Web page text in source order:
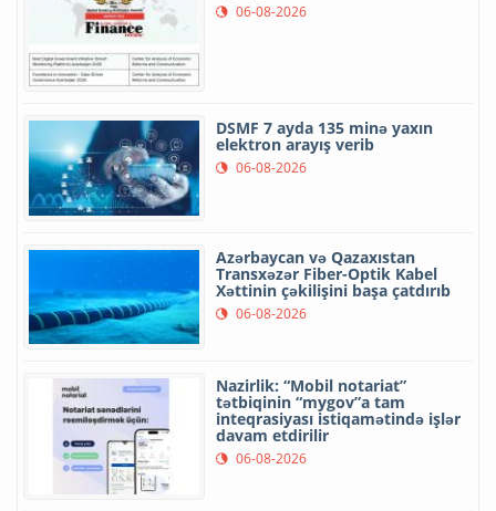
06-08-2026
DSMF 7 ayda 135 minə yaxın
elektron arayış verib
06-08-2026
Azərbaycan və Qazaxıstan
Transxəzər Fiber-Optik Kabel
Xəttinin çəkilişini başa çatdırıb
06-08-2026
Nazirlik: “Mobil notariat”
tətbiqinin “mygov”a tam
inteqrasiyası istiqamətində işlər
davam etdirilir
06-08-2026